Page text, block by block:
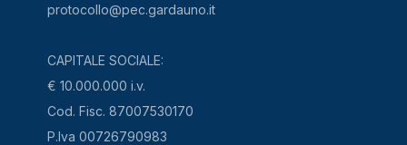
protocollo@pec.gardauno.it
CAPITALE SOCIALE:
€ 10.000.000 i.v.
Cod. Fisc. 87007530170
P.Iva 00726790983